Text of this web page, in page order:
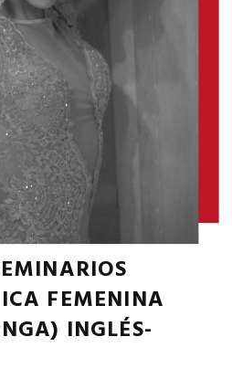
FEMENINA
INGLÉS-